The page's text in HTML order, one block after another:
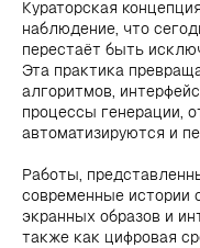
Кураторская
наблюдение, что
перестаёт быть
Эта практика
алгоритмов,
процессы генерации,
автоматизируются и
Работы,
современные истории
экранных образов и
также как цифровая